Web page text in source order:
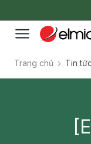
Trang chủ Tin tức